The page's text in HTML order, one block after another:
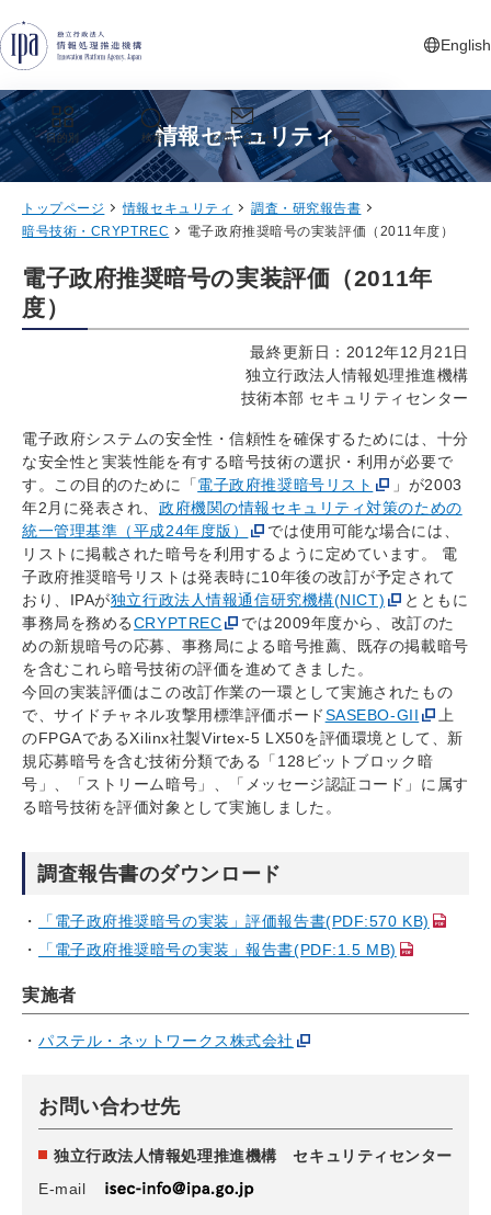
English
新しいタ
目的別 検索 お問い合わせ メニュー
情報セキュリティ
トップページ 情報セキュリティ
調査・研究報告書
暗号技術・CRYPTREC
電子政府推奨暗号の実装評価（2011年度）
電子政府推奨暗号の実装評価（2011年
度）
最終更新日：2012年12月21日
独立行政法人情報処理推進機構
技術本部 セキュリティセンター
電子政府システムの安全性・信頼性を確保するためには、十分
な安全性と実装性能を有する暗号技術の選択・利用が必要で
す。この目的のために「電子政府推奨暗号リスト
」が2003
年2月に発表され、政府機関の情報セキュリティ対策のための
統一管理基準（平成24年度版）
では使用可能な場合には、
リストに掲載された暗号を利用するように定めています。 電
子政府推奨暗号リストは発表時に10年後の改訂が予定されて
おり、IPAが独立行政法人情報通信研究機構(NICT)
とともに
事務局を務めるCRYPTREC
では2009年度から、改訂のた
めの新規暗号の応募、事務局による暗号推薦、既存の掲載暗号
を含むこれら暗号技術の評価を進めてきました。
今回の実装評価はこの改訂作業の一環として実施されたもの
で、サイドチャネル攻撃用標準評価ボードSASEBO-GII
上
のFPGAであるXilinx社製Virtex-5 LX50を評価環境として、新
規応募暗号を含む技術分類である「128ビットブロック暗
号」、「ストリーム暗号」、「メッセージ認証コード」に属す
る暗号技術を評価対象として実施しました。
調査報告書のダウンロード
「電子政府推奨暗号の実装」評価報告書(PDF:570 KB)
「電子政府推奨暗号の実装」報告書(PDF:1.5 MB)
実施者
パステル・ネットワークス株式会社
お問い合わせ先
独立行政法人情報処理推進機構 セキュリティセンター
E-mail